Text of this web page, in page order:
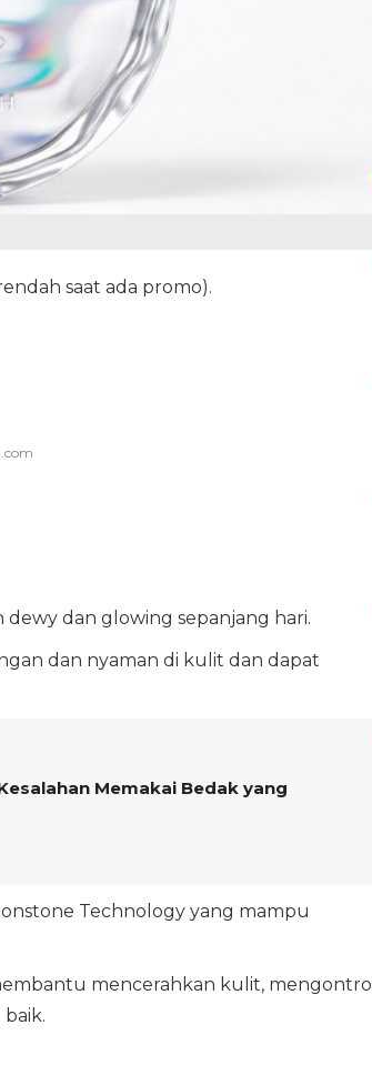
saat ada promo).
dan glowing sepanjang hari.
dan nyaman di kulit dan dapat
Memakai Bedak yang
Technology yang mampu
mencerahkan kulit, mengontrol